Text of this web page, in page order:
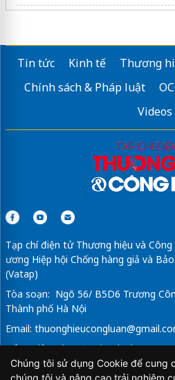
Tin tức Kinh tế Thương
Chính sách & Pháp luật
Videos
Tạp chí điện tử Thương hiệu và
ương Hiệp hội Chống hàng giả và
(Vatap)
Tòa soạn: Ngõ 56/ B5D6 Trương
Thành phố Hà Nội
Email:
Tổng Biên Tập: Vũ Đức Thuận
Giấy phép hoạt động báo chí điện
Chúng tôi sử dụng Cookie để cung
chúng tôi và nâng cao trải nghiệm